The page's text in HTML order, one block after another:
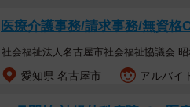
医療介護事務/請求事務/無資
社会福祉法人名古屋市社会福祉協議会
愛知県 名古屋市 アルバイ